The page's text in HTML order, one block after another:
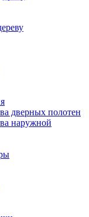
дверных полотен
наружной